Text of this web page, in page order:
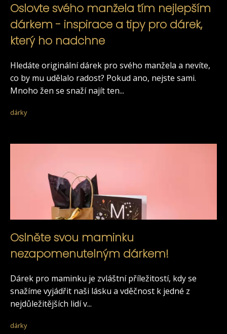
Oslovte svého manžela tím nejlepším
dárkem - inspirace a tipy pro dárek,
který ho nadchne
Hledáte originální dárek pro svého manžela a nevíte,
co by mu udělalo radost? Pokud ano, nejste sami.
Mnoho žen se snaží najít ten...
dárky
Oslněte svou maminku
nezapomenutelným dárkem!
Dárek pro maminku je zvláštní příležitostí, kdy se
snažíme vyjádřit naši lásku a vděčnost k jedné z
nejdůležitějších lidí v...
dárky